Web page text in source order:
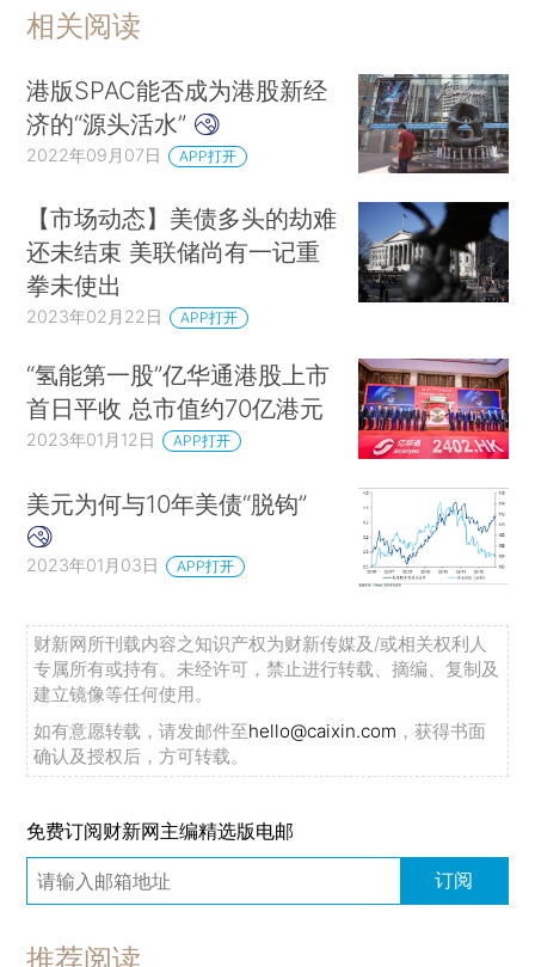
相关阅读
港版SPAC能否成为港股新经
济的“源头活水”
2022年09月07日 APP打开
【市场动态】美债多头的劫难
还未结束 美联储尚有一记重
拳未使出
2023年02月22日 APP打开
“氢能第一股”亿华通港股上市
首日平收 总市值约70亿港元
2023年01月12日 APP打开
美元为何与10年美债“脱钩”
2023年01月03日 APP打开
财新网所刊载内容之知识产权为财新传媒及/或相关权利人
专属所有或持有。未经许可，禁止进行转载、摘编、复制及
建立镜像等任何使用。
如有意愿转载，请发邮件至hello@caixin.com ，获得书面
确认及授权后，方可转载。
免费订阅财新网主编精选版电邮
订阅
推荐阅读